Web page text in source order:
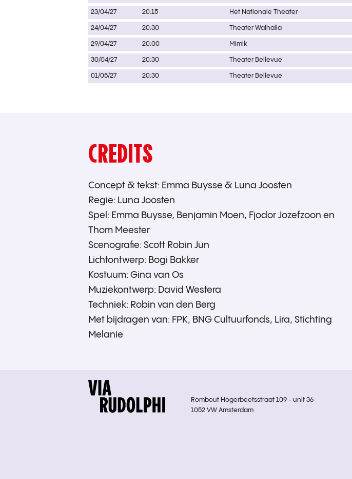
23/04/27 20:15 Het Nationale Theater
24/04/27 20:30 Theater Walhalla
29/04/27 20:00 Mimik
30/04/27 20:30 Theater Bellevue
01/05/27 20:30 Theater Bellevue
CREDITS
Concept & tekst: Emma Buysse & Luna Joosten
Regie: Luna Joosten
Spel: Emma Buysse, Benjamin Moen, Fjodor Jozefzoon en
Thom Meester
Scenografie: Scott Robin Jun
Lichtontwerp: Bogi Bakker
Kostuum: Gina van Os
Muziekontwerp: David Westera
Techniek: Robin van den Berg
Met bijdragen van: FPK, BNG Cultuurfonds, Lira, Stichting
Melanie
Rombout Hogerbeetsstraat 109 - unit 36
1052 VW Amsterdam